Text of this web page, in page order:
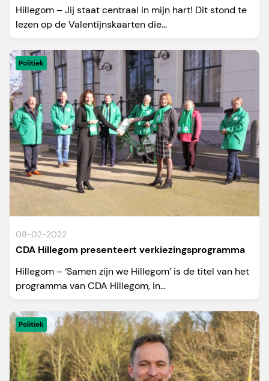
Hillegom – Jij staat centraal in mijn hart! Dit stond te
lezen op de Valentijnskaarten die...
Politiek
08-02-2022
CDA Hillegom presenteert verkiezingsprogramma
Hillegom – ‘Samen zijn we Hillegom’ is de titel van het
programma van CDA Hillegom, in...
Politiek